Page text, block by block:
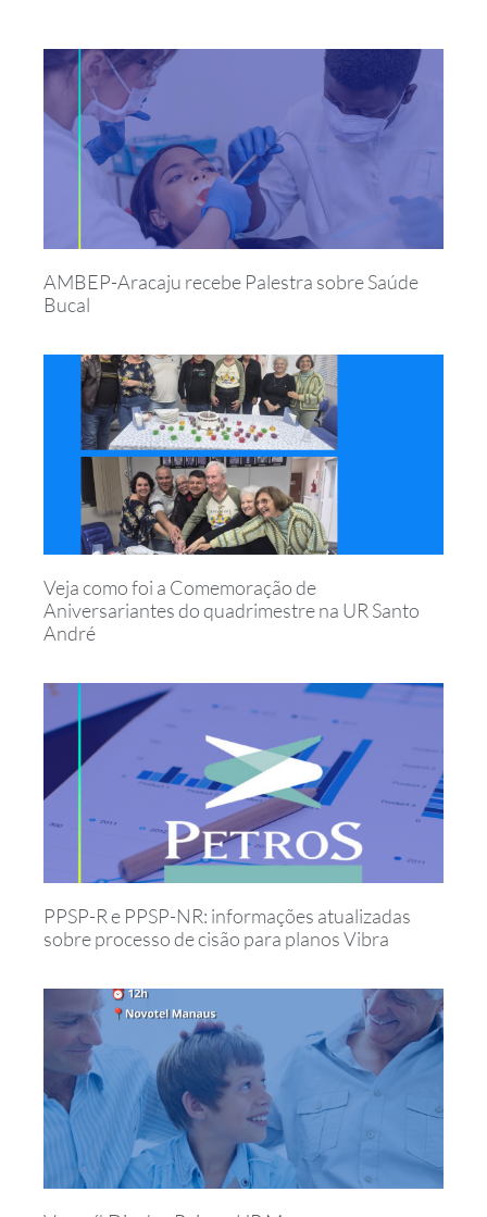
AMBEP-Aracaju recebe Palestra sobre Saúde
Bucal
Veja como foi a Comemoração de
Aniversariantes do quadrimestre na UR Santo
André
PPSP-R e PPSP-NR: informações atualizadas
sobre processo de cisão para planos Vibra